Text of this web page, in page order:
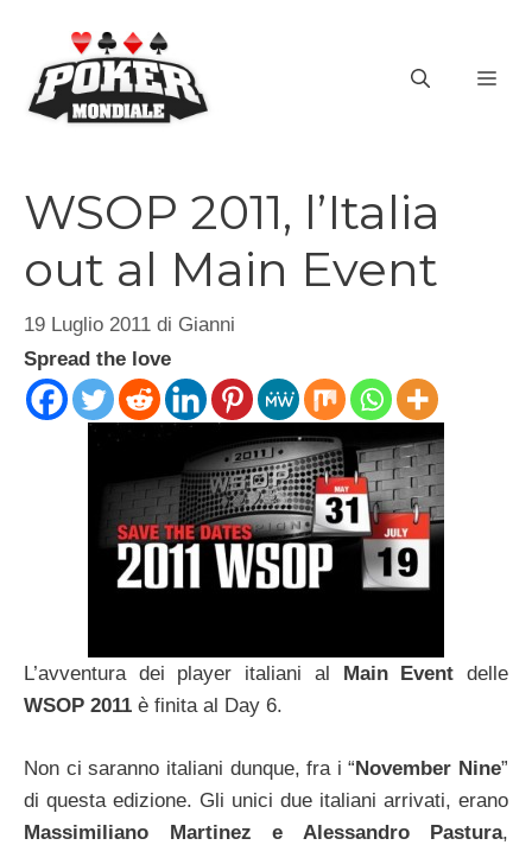
contenuto
WSOP 2011, l’Italia
out al Main Event
19 Luglio 2011 di Gianni
Spread the love
L’avventura dei player italiani al Main Event delle
WSOP 2011 è finita al Day 6.
Non ci saranno italiani dunque, fra i “November Nine”
di questa edizione. Gli unici due italiani arrivati, erano
Massimiliano Martinez e Alessandro Pastura,